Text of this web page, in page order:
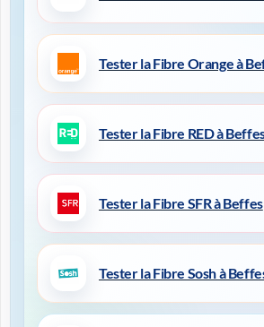
Tester la Fibre Orange à
Tester la Fibre RED à
Tester la Fibre SFR à Beffes
Tester la Fibre Sosh à